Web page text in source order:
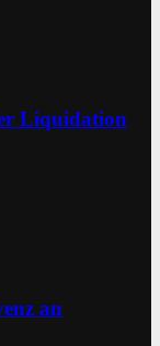
Liquidation
an